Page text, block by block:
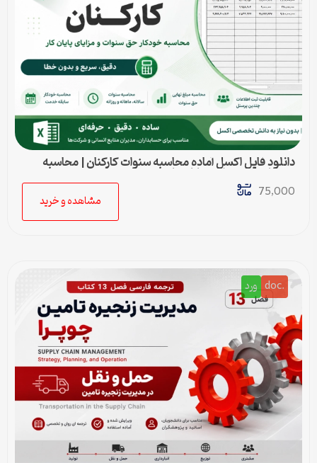
دانلود فایل اکسل آماده محاسبه سنوات کارکنان | محاسبه
خودکار حق سنوات و پایان کار
75,000
مشاهده و خرید
.doc ورد